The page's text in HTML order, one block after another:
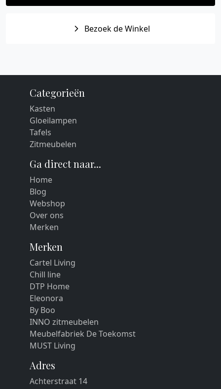
Bezoek de Winkel
Categorieën
Kasten
Gloeilampen
Tafels
Zitmeubelen
Ga direct naar...
Home
Blog
Webshop
Over ons
Merken
Merken
Cartel Living
Chill line
DTP Home
Eleonora
By Boo
INNO zitmeubelen
Meubelfabriek De Toekomst
MUST Living
Adres
Achterstraat 14